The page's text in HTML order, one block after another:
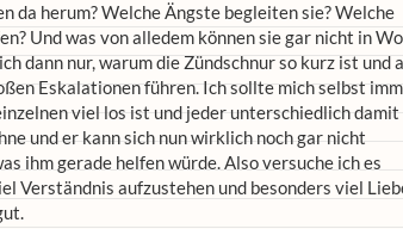
da herum? Welche Ängste begleiten sie? Welche
Und was von alledem können sie gar nicht in
dann nur, warum die Zündschnur so kurz ist und
Eskalationen führen. Ich sollte mich selbst
viel los ist und jeder unterschiedlich damit
und er kann sich nun wirklich noch gar nicht
ihm gerade helfen würde. Also versuche ich es
Verständnis aufzustehen und besonders viel